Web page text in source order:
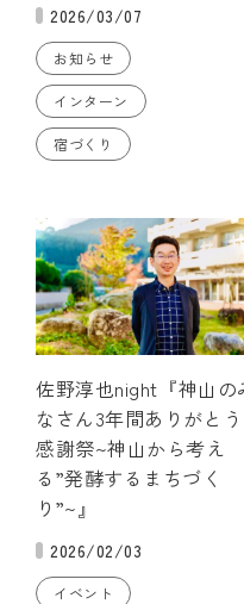
2026/03/07
お知らせ
インターン
宿づくり
佐野淳也night『神山の
なさん3年間ありがとう
感謝祭~神山から考え
る”発酵するまちづく
り”~』
2026/02/03
イベント